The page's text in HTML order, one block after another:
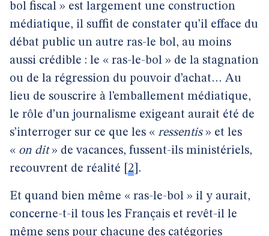
bol fiscal » est largement une construction
médiatique, il suffit de constater qu’il efface du
débat public un autre ras-le bol, au moins
aussi crédible : le « ras-le-bol » de la stagnation
ou de la régression du pouvoir d’achat… Au
lieu de souscrire à l’emballement médiatique,
le rôle d’un journalisme exigeant aurait été de
s’interroger sur ce que les « ressentis» et les
« on dit» de vacances, fussent-ils ministériels,
recouvrent de réalité
2 .
Et quand bien même « ras-le-bol » il y aurait,
concerne-t-il tous les Français et revêt-il le
même sens pour chacune des catégories